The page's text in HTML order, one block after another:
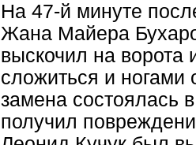
На 47-й минуте
Жана Майера
выскочил на ворота
сложиться и ногами
замена состоялась
получил